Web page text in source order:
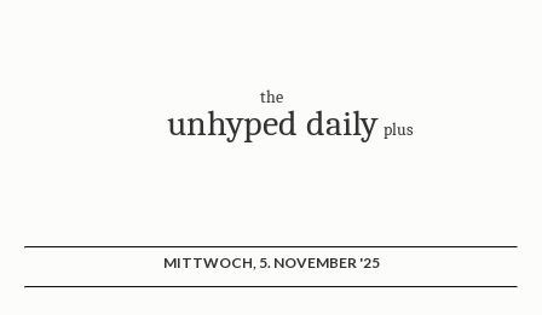
the
unhyped daily plus
MITTWOCH, 5. NOVEMBER '25